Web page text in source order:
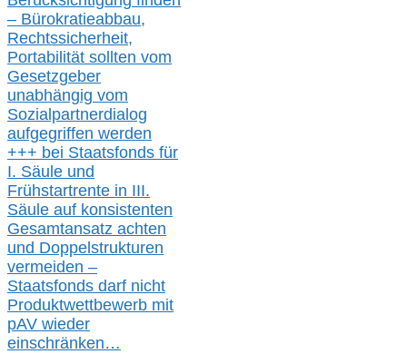
– Bürokratieabbau,
Rechtssicherheit,
Portabilität sollten vom
Gesetzgeber
unabhängig vom
Sozialpartnerdialog
aufgegriffen werden
+++ bei Staatsfonds für
I. Säule und
Frühstartrente in III.
Säule auf konsistenten
Gesamtansatz achten
und Doppelstrukturen
vermeiden –
Staatsfonds darf nicht
Produktwettbewerb mit
pAV wieder
einschränken…